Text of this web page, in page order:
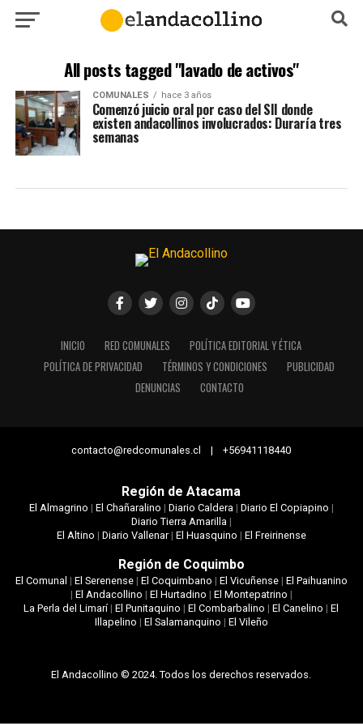
All posts tagged "lavado de activos"
COMUNALES hace 3 años
Comenzó juicio oral por caso del SII donde
existen andacollinos involucrados: Duraría tres
semanas
INICIO RED COMUNALES
POLÍTICA EDITORIAL Y ÉTICA
POLÍTICA DE PRIVACIDAD
TÉRMINOS Y CONDICIONES
PUBLICIDAD
DENUNCIAS
CONTACTO
contacto@redcomunales.cl | +56941118440
Región de Atacama
El Almagrino | El Chañaralino | Diario Caldera| Diario El Copiapino |
Diario Tierra Amarilla|
El Altino | Diario Vallenar| El Huasquino | El Freirinense
Región de Coquimbo
El Comunal | El Serenense| El Coquimbano | El Vicuñense| El Paihuanino
| El Andacollino | El Hurtadino | El Montepatrino |
La Perla del Limarí|El Punitaquino |El Combarbalino |El Canelino |El
Illapelino | El Salamanquino | El Vileño
El Andacollino © 2024. Todos los derechos reservados.